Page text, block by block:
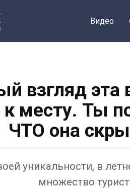
Видео
взгляд эта
к месту. Ты
ЧТО она
уникальности, в
множество